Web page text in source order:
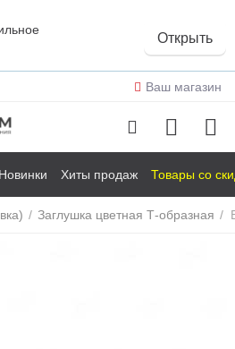
Открыть
Ваш магазин
Новинки Хиты продаж Товары со
/ Заглушка цветная Т-образная /